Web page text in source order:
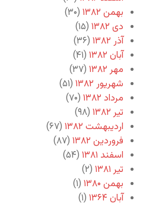
بهمن ۱۳۸۲
(۳۰)
دی ۱۳۸۲
(۱۵)
آذر ۱۳۸۲
(۳۶)
آبان ۱۳۸۲
(۴۱)
مهر ۱۳۸۲
(۳۷)
شهریور ۱۳۸۲
(۵۱)
مرداد ۱۳۸۲
(۷۰)
تیر ۱۳۸۲
(۹۸)
اردیبهشت ۱۳۸۲
(۶۷)
فروردین ۱۳۸۲
(۸۷)
اسفند ۱۳۸۱
(۵۴)
تیر ۱۳۸۱
(۲)
بهمن ۱۳۸۰
(۱)
آبان ۱۳۶۴
(۱)